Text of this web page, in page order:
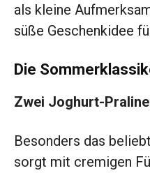
als kleine
süße Geschenkidee
Die
Zwei Joghurt-
Besonders das
sorgt mit cremigen